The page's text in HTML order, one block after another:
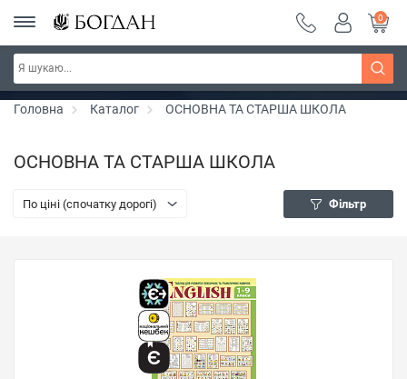
РОЗПРОДАЖ ~ 150 грн ~ 200 грн ~ 250 грн ~
300 грн ~ РОЗПРОДАЖ
Дізнатись більше
0
Головна Каталог ОСНОВНА ТА СТАРША ШКОЛА
ОСНОВНА ТА СТАРША ШКОЛА
По ціні (спочатку дорогі) Фільтр